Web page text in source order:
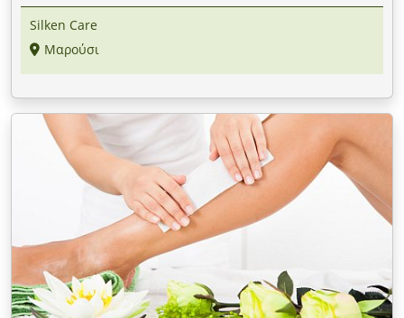
Silken Care
Μαρούσι